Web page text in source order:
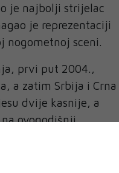
je najbolji strijelac
je reprezentaciji
nogometnoj sceni.
prvi put 2004.,
a zatim Srbija i Crna
dvije kasnije, a
ovogodišnji